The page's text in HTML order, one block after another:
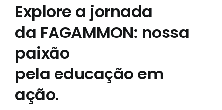
Explore a jornada
da FAGAMMON: nossa
paixão
pela educação em
ação.